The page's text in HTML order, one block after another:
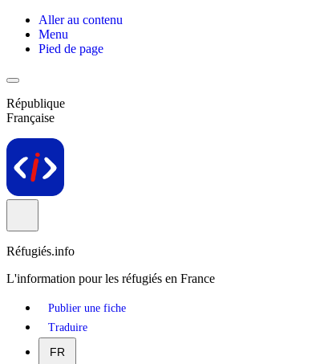
Aller au contenu
Menu
Pied de page
République
Française
Réfugiés.info
L'information pour les réfugiés en France
Publier une fiche
Traduire
FR